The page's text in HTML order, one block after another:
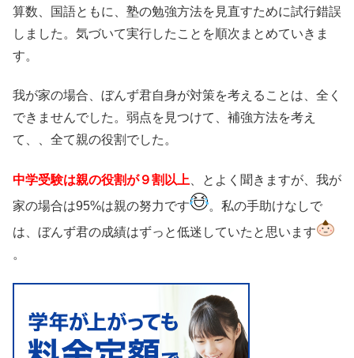
算数、国語ともに、塾の勉強方法を見直すために試行錯誤
しました。気づいて実行したことを順次まとめていきま
す。
我が家の場合、ぼんず君自身が対策を考えることは、全く
できませんでした。弱点を見つけて、補強方法を考え
て、、全て親の役割でした。
中学受験は親の役割が９割以上 、とよく聞きますが、我が
家の場合は95%は親の努力です
。私の手助けなしで
は、ぼんず君の成績はずっと低迷していたと思います
。